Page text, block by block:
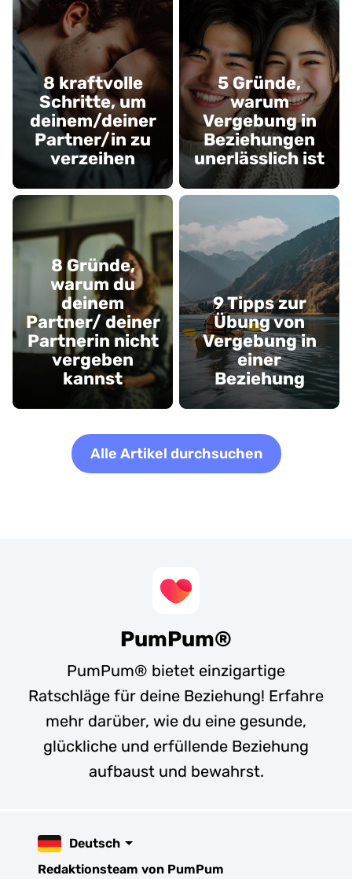
8 kraftvolle
Schritte, um
deinem/deiner
Partner/in zu
verzeihen
5 Gründe,
warum
Vergebung in
Beziehungen
unerlässlich ist
8 Gründe,
warum du
deinem
Partner/ deiner
Partnerin nicht
vergeben
kannst
9 Tipps zur
Übung von
Vergebung in
einer
Beziehung
Alle Artikel durchsuchen
PumPum®
PumPum® bietet einzigartige
Ratschläge für deine Beziehung! Erfahre
mehr darüber, wie du eine gesunde,
glückliche und erfüllende Beziehung
aufbaust und bewahrst.
Deutsch
Redaktionsteam von PumPum